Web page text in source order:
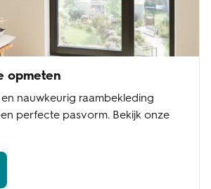
opmeten
nauwkeurig raambekleding
perfecte pasvorm. Bekijk onze